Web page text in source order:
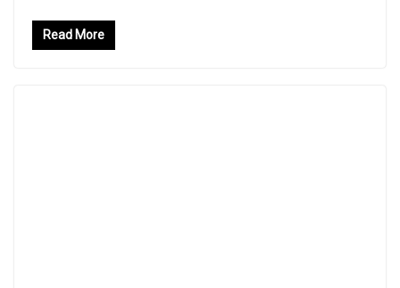
Read More